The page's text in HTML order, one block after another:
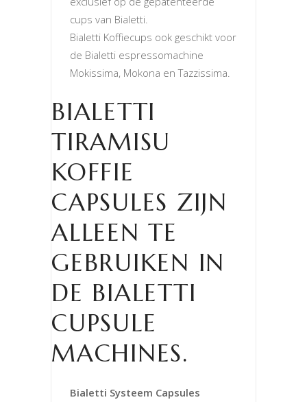
cups van Bialetti.
Bialetti Koffiecups ook geschikt voor
de Bialetti espressomachine
Mokissima, Mokona en Tazzissima.
BIALETTI
TIRAMISU
KOFFIE
CAPSULES ZIJN
ALLEEN TE
GEBRUIKEN IN
DE BIALETTI
CUPSULE
MACHINES.
Bialetti Systeem Capsules